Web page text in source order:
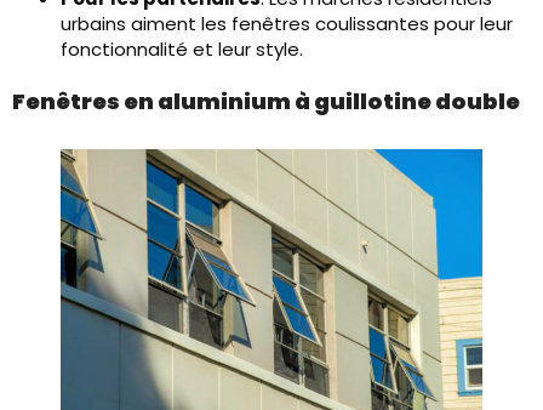
urbains aiment les fenêtres coulissantes pour leur
fonctionnalité et leur style.
Fenêtres en aluminium à guillotine double